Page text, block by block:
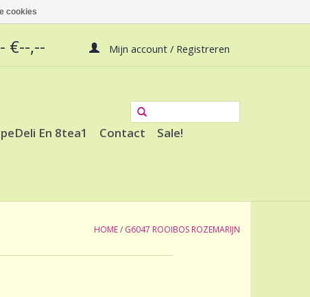
€--,-- Mijn account / Registreren
En 8tea1 Contact
Sale!
HOME/ G6047 ROOIBOS ROZEMARIJN
cookies